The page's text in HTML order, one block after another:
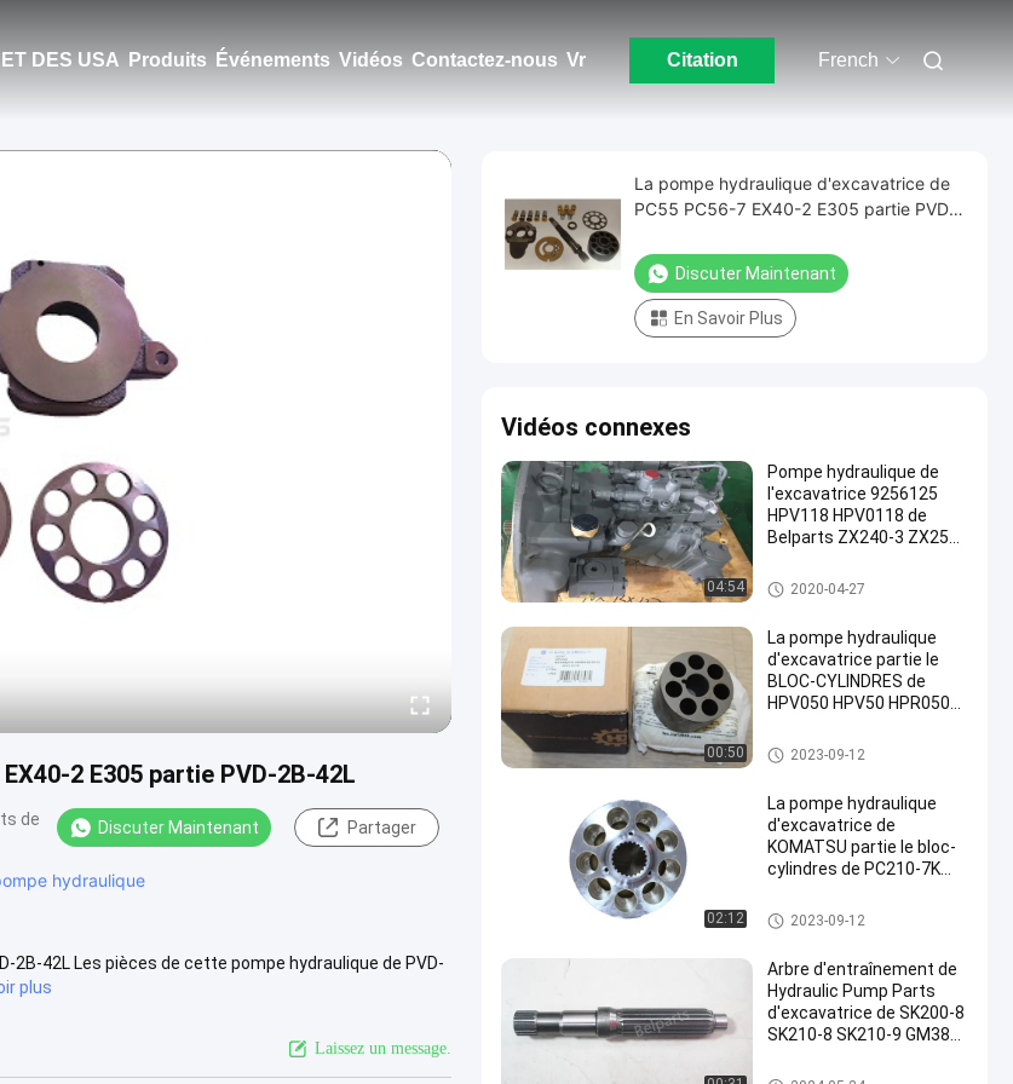
DES USA Produits Événements Vidéos Contactez-nous Vr Citation French
2 E305 partie PVD-2B-42L
de
Discuter Maintenant Partager
hydraulique
2B-42L Les pièces de cette pompe hydraulique de PVD-
plus
Laissez un message.
La pompe hydraulique d'excavatrice de
PC55 PC56-7 EX40-2 E305 partie PVD-
Discuter Maintenant
En Savoir Plus
Vidéos connexes
04:54
Pompe hydraulique de
l'excavatrice 9256125
HPV118 HPV0118 de
Belparts ZX240-3 ZX250-
pompe hydraulique d'excavatri
ce
2020-04-27
00:50
La pompe hydraulique
d'excavatrice partie le
BLOC-CYLINDRES de
HPV050 HPV50 HPR050
piston de réparation
pièces de pompe hydraulique
d'excavatrice
2023-09-12
02:12
La pompe hydraulique
d'excavatrice de
KOMATSU partie le bloc-
cylindres de PC210-7K
pièces de pompe hydraulique
d'excavatrice
2023-09-12
Arbre d'entraînement de
Hydraulic Pump Parts
d'excavatrice de SK200-8
SK210-8 SK210-9 GM38
pièces de pompe hydraulique